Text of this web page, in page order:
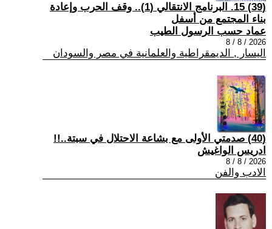
(39) 15. البرنامج الانتقالي (1).. وقف الحرب وإعادة
بناء المجتمع من أسفل
عماد حسب الرسول الطيب
2026 / 8 / 8
اليسار , الديمقراطية والعلمانية في مصر والسودان
(40) صدمتي الأولى مع بشاعة الاحتلال في سبتة..!!
ادريس الواغيش
2026 / 8 / 8
الادب والفن